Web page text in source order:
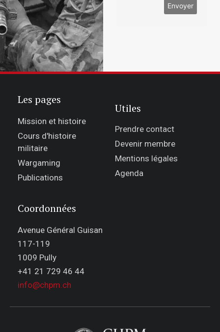
Les pages
Mission et histoire
Cours d'histoire
militaire
Wargaming
Publications
Utiles
Prendre contact
Devenir membre
Mentions légales
Agenda
Coordonnées
Avenue Général Guisan
117-119
1009 Pully
+41 21 729 46 44
info@chpm.ch